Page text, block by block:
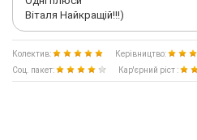
Віталя Найкращій!!!)
Колектив: Керівництво:
Соц. пакет:
Кар'єрний ріст :